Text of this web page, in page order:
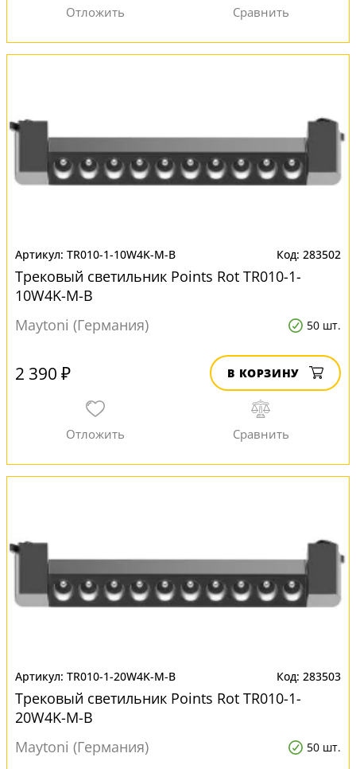
TR010-1-10W4K-M-B 283502
Трековый светильник Points Rot TR010-1-
10W4K-M-B
Maytoni (Германия)
50 шт.
2 390 ₽ В КОРЗИНУ
TR010-1-20W4K-M-B 283503
Трековый светильник Points Rot TR010-1-
20W4K-M-B
Maytoni (Германия)
50 шт.